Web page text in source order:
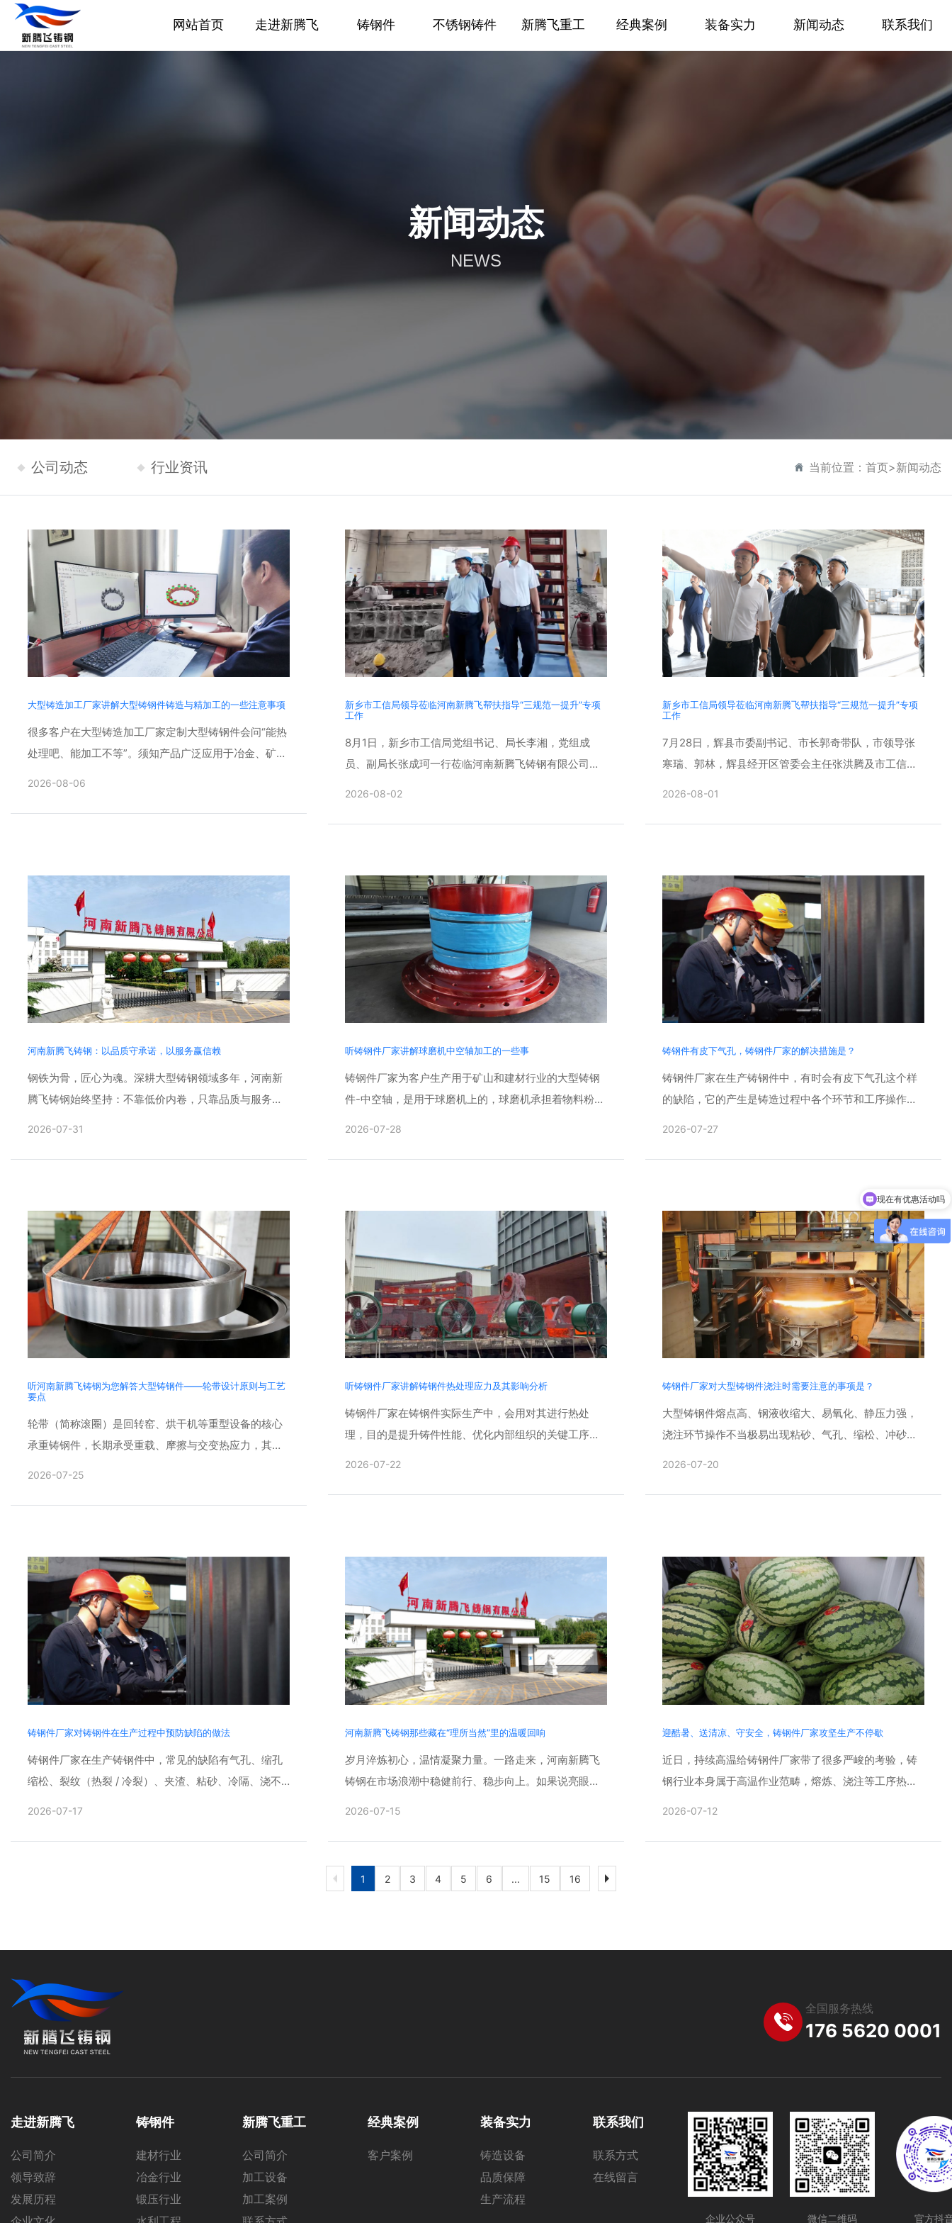
网站首页 走进新腾飞 铸钢件 不锈钢铸件 新腾飞重工 经典案例 装备实力 新闻动态 联系我们
新闻动态
NEWS
公司动态 行业资讯 当前位置： 首页>新闻动态
大型铸造加工厂家讲解大型铸钢件铸造与精加工的一些注意事项
很多客户在大型铸造加工厂家定制大型铸钢件会问“能热
处理吧、能加工不等”。须知产品广泛应用于冶金、矿
2026-08-06
新乡市工信局领导莅临河南新腾飞帮扶指导“三规范一提升”专项
工作
8月1日，新乡市工信局党组书记、局长李湘，党组成
员、副局长张成珂一行莅临河南新腾飞铸钢有限公司，
2026-08-02
新乡市工信局领导莅临河南新腾飞帮扶指导“三规范一提升”专项
工作
7月28日，辉县市委副书记、市长郭奇带队，市领导张
寒瑞、郭林，辉县经开区管委会主任张洪腾及市工信
2026-08-01
河南新腾飞铸钢：以品质守承诺，以服务赢信赖
钢铁为骨，匠心为魂。深耕大型铸钢领域多年，河南新
腾飞铸钢始终坚持：不靠低价内卷，只靠品质与服务说
2026-07-31
听铸钢件厂家讲解球磨机中空轴加工的一些事
铸钢件厂家为客户生产用于矿山和建材行业的大型铸钢
件-中空轴，是用于球磨机上的，球磨机承担着物料粉碎
2026-07-28
铸钢件有皮下气孔，铸钢件厂家的解决措施是？
铸钢件厂家在生产铸钢件中，有时会有皮下气孔这个样
的缺陷，它的产生是铸造过程中各个环节和工序操作不
2026-07-27
听河南新腾飞铸钢为您解答大型铸钢件——轮带设计原则与工艺
要点
轮带（简称滚圈）是回转窑、烘干机等重型设备的核心
承重铸钢件，长期承受重载、摩擦与交变热应力，其设
2026-07-25
听铸钢件厂家讲解铸钢件热处理应力及其影响分析
铸钢件厂家在铸钢件实际生产中，会用对其进行热处
理，目的是提升铸件性能、优化内部组织的关键工序，
2026-07-22
铸钢件厂家对大型铸钢件浇注时需要注意的事项是？
大型铸钢件熔点高、钢液收缩大、易氧化、静压力强，
浇注环节操作不当极易出现粘砂、气孔、缩松、冲砂、
2026-07-20
铸钢件厂家对铸钢件在生产过程中预防缺陷的做法
铸钢件厂家在生产铸钢件中，常见的缺陷有气孔、缩孔
缩松、裂纹（热裂 / 冷裂）、夹渣、粘砂、冷隔、浇不
2026-07-17
河南新腾飞铸钢那些藏在“理所当然”里的温暖回响
岁月淬炼初心，温情凝聚力量。一路走来，河南新腾飞
铸钢在市场浪潮中稳健前行、稳步向上。如果说亮眼的
2026-07-15
迎酷暑、送清凉、守安全，铸钢件厂家攻坚生产不停歇
近日，持续高温给铸钢件厂家带了很多严峻的考验，铸
钢行业本身属于高温作业范畴，熔炼、浇注等工序热源
2026-07-12
1 2 3 4 5 6 ... 15 16
全国服务热线
176 5620 0001
走进新腾飞
公司简介
领导致辞
发展历程
铸钢件
建材行业
冶金行业
锻压行业
新腾飞重工
公司简介
加工设备
加工案例
经典案例
客户案例
装备实力
铸造设备
品质保障
生产流程
联系我们
联系方式
在线留言
企业公众号 微信二维码 官方抖
现在有优惠活动吗